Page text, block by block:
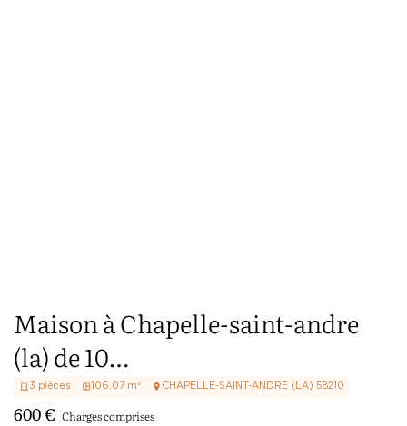
Maison à Chapelle-saint-andre
(la) de 10…
3 pièces 106.07 m² CHAPELLE-SAINT-ANDRE (LA) 58210
600€ Charges comprises